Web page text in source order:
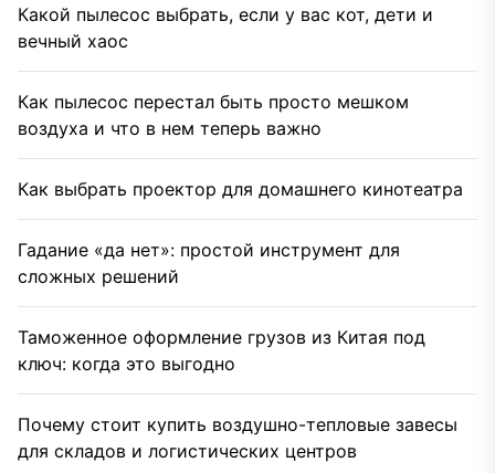
Какой пылесос выбрать, если у вас кот, дети и
вечный хаос
Как пылесос перестал быть просто мешком
воздуха и что в нем теперь важно
Как выбрать проектор для домашнего кинотеатра
Гадание «да нет»: простой инструмент для
сложных решений
Таможенное оформление грузов из Китая под
ключ: когда это выгодно
Почему стоит купить воздушно-тепловые завесы
для складов и логистических центров